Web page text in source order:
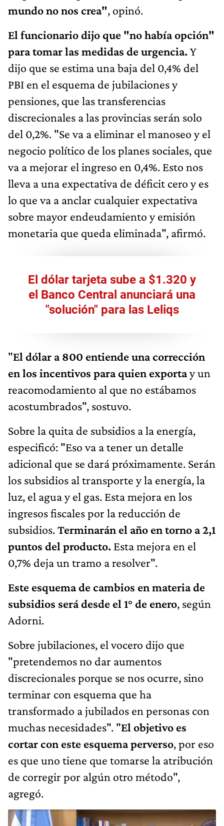
mundo no nos crea", opinó.
El funcionario dijo que "no había opción"
para tomar las medidas de urgencia. Y
dijo que se estima una baja del 0,4% del
PBI en el esquema de jubilaciones y
pensiones, que las transferencias
discrecionales a las provincias serán solo
del 0,2%. "Se va a eliminar el manoseo y el
negocio político de los planes sociales, que
va a mejorar el ingreso en 0,4%. Esto nos
lleva a una expectativa de déficit cero y es
lo que va a anclar cualquier expectativa
sobre mayor endeudamiento y emisión
monetaria que queda eliminada", afirmó.
El dólar tarjeta sube a $1.320 y
el Banco Central anunciará una
"solución" para las Leliqs
"El dólar a 800 entiende una corrección
en los incentivos para quien exportay un
reacomodamiento al que no estábamos
acostumbrados", sostuvo.
Sobre la quita de subsidios a la energía,
especificó: "Eso va a tener un detalle
adicional que se dará próximamente. Serán
los subsidios al transporte y la energía, la
luz, el agua y el gas. Esta mejora en los
ingresos fiscales por la reducción de
subsidios.Terminarán el año en torno a 2,1
puntos del producto. Esta mejora en el
0,7% deja un tramo a resolver".
Este esquema de cambios en materia de
subsidios será desde el 1° de enero, según
Adorni.
Sobre jubilaciones, el vocero dijo que
"pretendemos no dar aumentos
discrecionales porque se nos ocurre, sino
terminar con esquema que ha
transformado a jubilados en personas con
muchas necesidades". "El objetivo es
cortar con este esquema perverso, por eso
es que uno tiene que tomarse la atribución
de corregir por algún otro método",
agregó.